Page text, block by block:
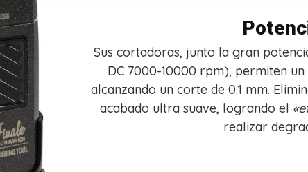
Sus cortadoras, junto la gran
DC 7000-10000 rpm), permiten
alcanzando un corte de 0.1 mm.
acabado ultra suave, logrando el
realizar